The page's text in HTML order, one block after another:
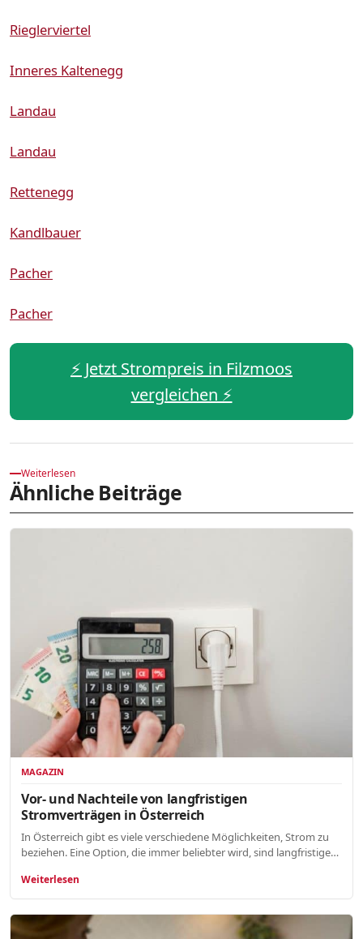
Rieglerviertel
Inneres Kaltenegg
Landau
Landau
Rettenegg
Kandlbauer
Pacher
Pacher
⚡️ Jetzt Strompreis in Filzmoos
vergleichen ⚡️
Weiterlesen
Ähnliche Beiträge
MAGAZIN
Vor- und Nachteile von langfristigen
Stromverträgen in Österreich
In Österreich gibt es viele verschiedene Möglichkeiten, Strom zu
beziehen. Eine Option, die immer beliebter wird, sind langfristige…
Weiterlesen